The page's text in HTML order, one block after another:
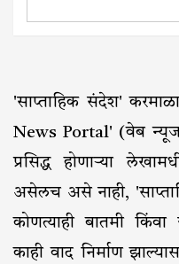
'साप्ताहिक संदेश'
News Portal' (वेब न्यूज
प्रसिद्ध होणाऱ्या
असेलच असे नाही,
कोणत्याही बातमी किंवा
काही वाद निर्माण